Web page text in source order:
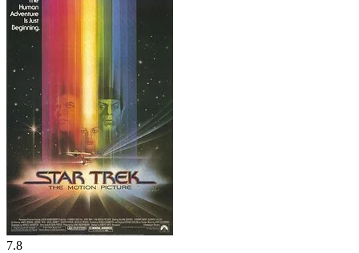
7.8